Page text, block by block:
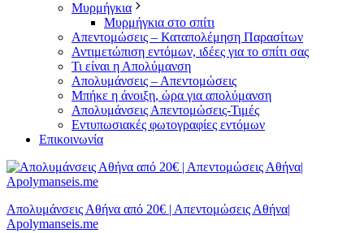
Μυρμήγκια
Μυρμήγκια στο σπίτι
Απεντομώσεις – Καταπολέμηση Παρασίτων
Αντιμετώπιση εντόμων, ιδέες για το σπίτι σας
Τι είναι η Απολύμανση
Απολυμάνσεις – Απεντομώσεις
Μπήκε η άνοιξη, ώρα για απολύμανση
Απολυμάνσεις Απεντομώσεις-Τιμές
Εντυπωσιακές φωτογραφίες εντόμων
Επικοινωνία
Απολυμάνσεις Αθήνα από 20€ | Απεντομώσεις Αθήνα|
Apolymanseis.me